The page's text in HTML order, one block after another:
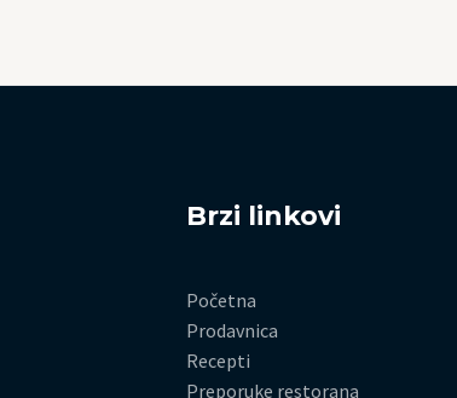
Brzi linkovi
Početna
Prodavnica
Recepti
Preporuke restorana